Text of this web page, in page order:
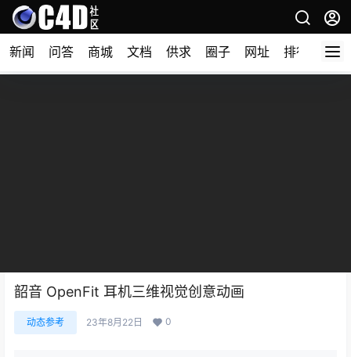
新闻 问答 商城 文档 供求 圈子 网址 排行榜
韶音 OpenFit 耳机三维视觉创意动画
动态参考 23年8月22日 0